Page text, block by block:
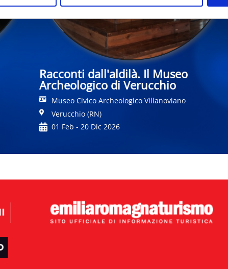
Racconti dall'aldilà. Il Museo
Archeologico di Verucchio
Museo Civico Archeologico Villanoviano
Verucchio (RN)
01 Feb - 20 Dic 2026